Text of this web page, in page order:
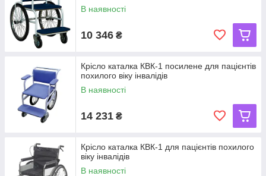
В наявності
10 346 ₴
Крісло каталка КВК-1 посилене для пацієнтів
похилого віку інвалідів
В наявності
14 231 ₴
Крісло каталка КВК-1 для пацієнтів похилого
віку інвалідів
В наявності